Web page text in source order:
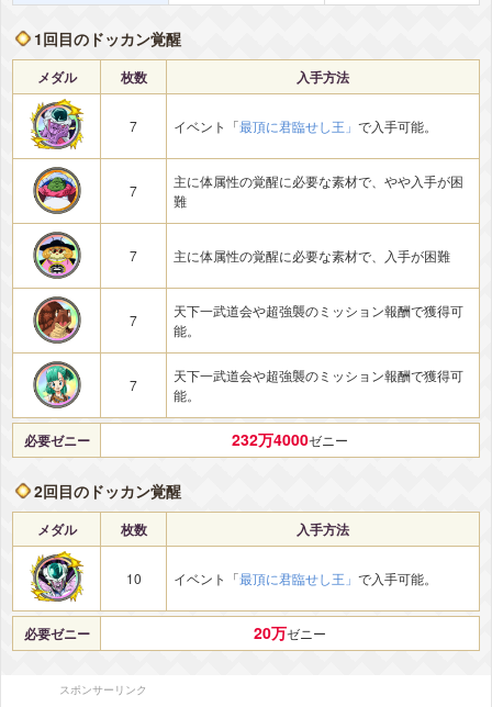
1回目のドッカン覚醒
メダル 枚数 入手方法
7 イベント「最頂に君臨せし王」 で入手可能。
7
主に体属性の覚醒に必要な素材で、やや入手が困
難
7 主に体属性の覚醒に必要な素材で、入手が困難
7
天下一武道会や超強襲のミッション報酬で獲得可
能。
7
天下一武道会や超強襲のミッション報酬で獲得可
能。
必要ゼニー 232万4000ゼニー
2回目のドッカン覚醒
メダル 枚数 入手方法
10 イベント「最頂に君臨せし王」 で入手可能。
必要ゼニー 20万ゼニー
スポンサーリンク